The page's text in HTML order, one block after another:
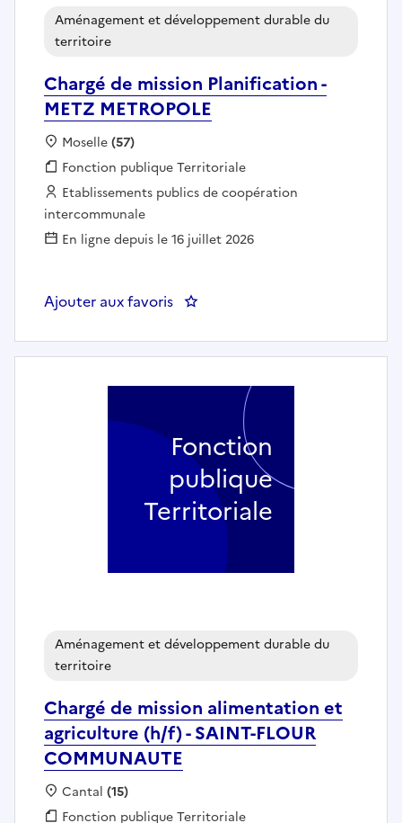
Chargé de mission Planification -
METZ METROPOLE
Aménagement et développement durable du
territoire
Localisation :
Moselle(57)
Fonction publique :
Fonction publique Territoriale
Employeur :
Etablissements publics de coopération
intercommunale
En ligne depuis le 16 juillet 2026
Ajouter aux favoris : Chargé de mission Planification
Chargé de mission alimentation et
agriculture (h/f) - SAINT-FLOUR
COMMUNAUTE
Aménagement et développement durable du
territoire
Localisation :
Cantal (15)
Fonction publique :
Fonction publique Territoriale
Fonction
publique
Territoriale